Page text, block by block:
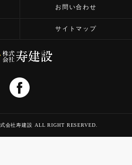
お問い合わせ
サイトマップ
会社寿建設 ALL RIGHT RESERVED.